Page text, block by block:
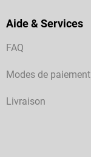
Aide & Services
FAQ
Modes de paiement
Livraison